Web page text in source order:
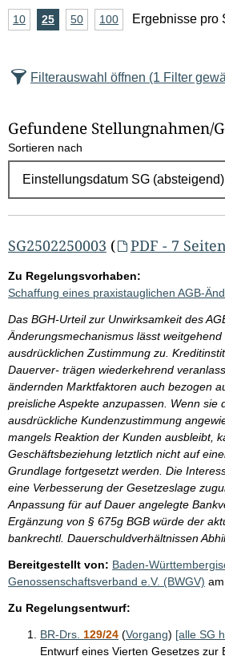
zurück
vor
A
z
l
E
g
e
b
i
s
s
e
p
r
o
S
e
i
t
e
10Ergebnisse
25Ergebnisse
50Ergebnisse
100Ergebnisse
Ergebnisse pro
Filterauswahl öffnen (1 Filter
Gefundene Stellungnahmen/⁠
Sortieren nach
SG2502250003 ( PDF - 7 Seiten
Zu Regelungsvorhaben:
Schaffung eines praxistauglichen AGB-
Das BGH-Urteil zur Unwirksamkeit des
Änderungsmechanismus lässt
ausdrücklichen Zustimmung zu.
Dauerver- trägen wiederkehrend
ändernden Marktfaktoren auch bezogen
preisliche Aspekte anzupassen. Wenn sie
ausdrückliche Kundenzustimmung
mangels Reaktion der Kunden ausbleibt,
Geschäftsbeziehung letztlich nicht auf
Grundlage fortgesetzt werden. Die
eine Verbesserung der Gesetzeslage
Anpassung für auf Dauer angelegte
Ergänzung von § 675g BGB würde der
bankrechtl. Dauerschuldverhältnissen
Bereitgestellt von: Baden-
Genossenschaftsverband e.V. (BWGV) am
Zu Regelungsentwurf:
BR-Drs. 129/24 (Vorgang) [alle SG
Entwurf eines Vierten Gesetzes zur